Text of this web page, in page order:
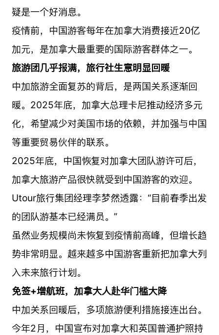
疑是一个好消息。
疫情前，中国游客每年在加拿大消费接近20亿
加元，是加拿大最重要的国际游客群体之一。
旅游团几乎报满，旅行社生意明显回暖
中加旅游全面复苏的背后，是两国关系逐渐回
暖。2025年底，加拿大总理卡尼推动经济多元
化，希望减少对美国市场的依赖，并加强与中国
等重要贸易伙伴的联系。
2025年底，中国恢复对加拿大团队游许可后，
加拿大旅游产品很快就受到中国游客的欢迎。
Utour旅行集团经理李梦然透露：“目前春季出发
的团队游基本已经满员。”
虽然业务规模尚未恢复到疫情前高峰，但增长趋
势非常明显。越来越多中国游客重新把加拿大列
入未来旅行计划。
免签+增航班，加拿大人赴华门槛大降
中加关系回暖后，多项旅游便利措施接连出台。
今年2月，中国宣布对加拿大和英国普通护照持